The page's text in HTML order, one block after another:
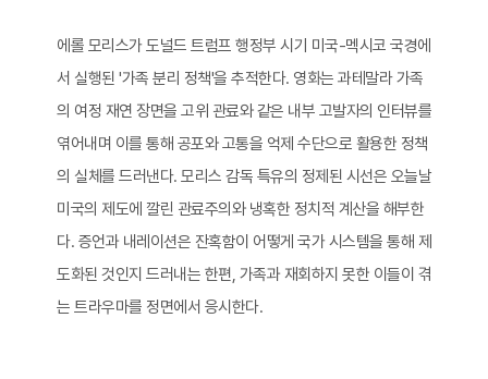
에롤 모리스가 도널드 트럼프 행정부 시기 미국-멕시코 국경에
서 실행된 '가족 분리 정책'을 추적한다. 영화는 과테말라 가족
의 여정 재연 장면을 고위 관료와 같은 내부 고발자의 인터뷰를
엮어내며 이를 통해 공포와 고통을 억제 수단으로 활용한 정책
의 실체를 드러낸다. 모리스 감독 특유의 정제된 시선은 오늘날
미국의 제도에 깔린 관료주의와 냉혹한 정치적 계산을 해부한
다. 증언과 내레이션은 잔혹함이 어떻게 국가 시스템을 통해 제
도화된 것인지 드러내는 한편, 가족과 재회하지 못한 이들이 겪
는 트라우마를 정면에서 응시한다.​